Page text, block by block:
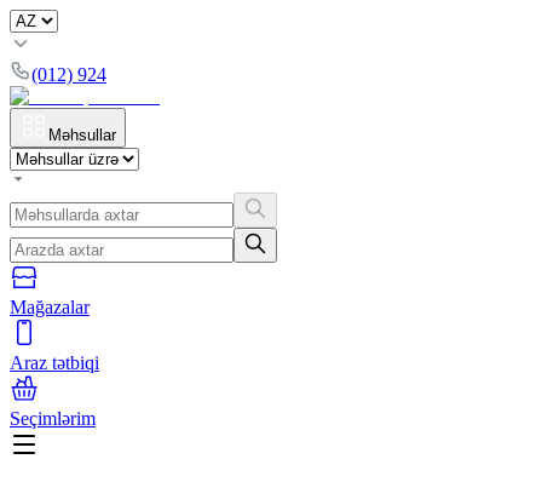
(012) 924
Məhsullar
Mağazalar
Araz tətbiqi
Seçimlərim